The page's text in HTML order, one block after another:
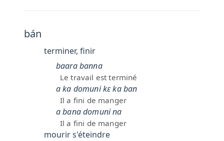
bán
terminer, finir
baara banna
Le travail est terminé
a ka domuni kɛ ka ban
Il a fini de manger
a bana domuni na
Il a fini de manger
mourir s'éteindre